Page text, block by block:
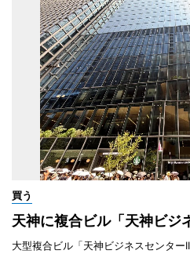
買う
天神に複合ビル「天神ビジ
大型複合ビル「天神ビジネスセンタ